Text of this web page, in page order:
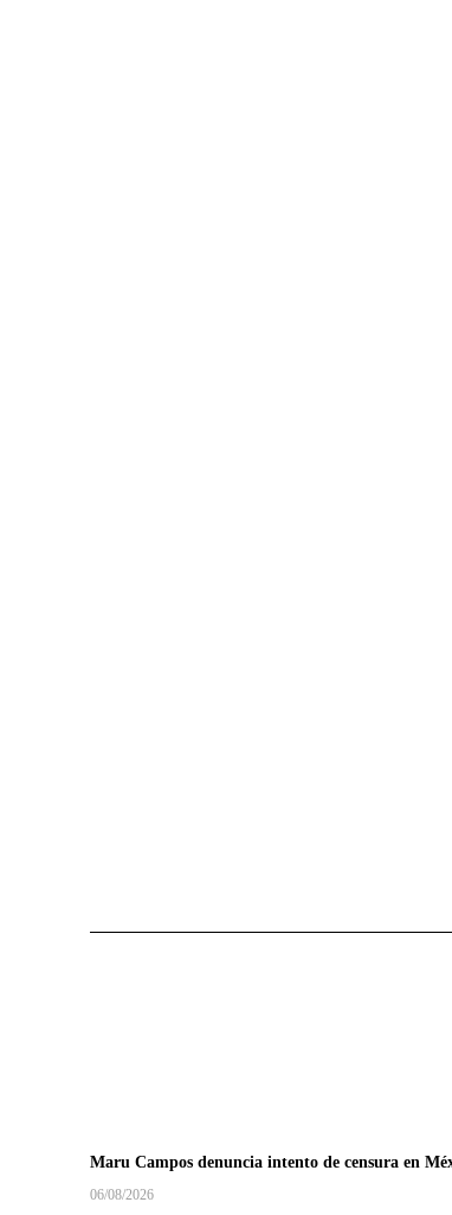
Maru Campos denuncia intento de censura en
06/08/2026